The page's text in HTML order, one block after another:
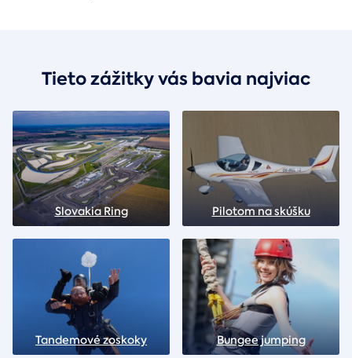
Tieto zážitky vás bavia najviac
Slovakia Ring Pilotom na skúšku
Tandemové zoskoky Bungee jumping